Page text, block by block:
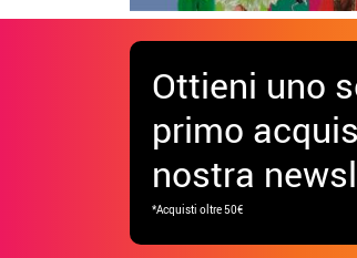
Ottieni uno
primo
nostra
*Acquisti oltre 50€